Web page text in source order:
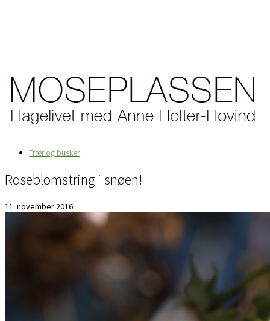
Trær og busker
Roseblomstring i snøen!
11. november 2016